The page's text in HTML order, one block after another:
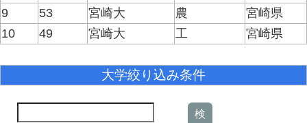
9
53 宮崎大 農
宮崎県
10
49 宮崎大 工 宮崎県
大学絞り込み条件
検